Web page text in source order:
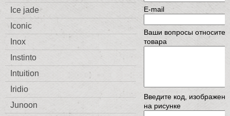
Ice jade
Iconic
Inox
Instinto
Intuition
Iridio
Junoon
E-mail
Ваши вопросы
товара
Введите код,
на рисунке